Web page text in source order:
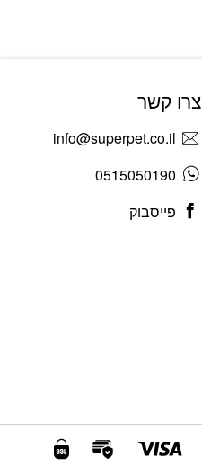
צרו קשר
info@superpet.co.il
0515050190
פייסבוק